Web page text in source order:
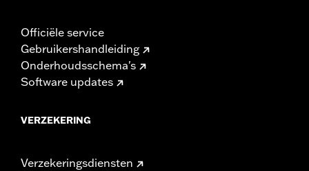
Officiële service
Gebruikershandleiding
Onderhoudsschema's
Software updates
VERZEKERING
Verzekeringsdiensten